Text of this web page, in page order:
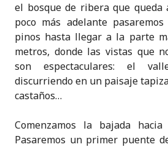
el bosque de ribera que queda
poco más adelante
pinos hasta llegar a la parte
metros, donde las vistas que
son espectaculares: el
discurriendo en un paisaje
castaños…
Comenzamos la bajada
Pasaremos un primer puente